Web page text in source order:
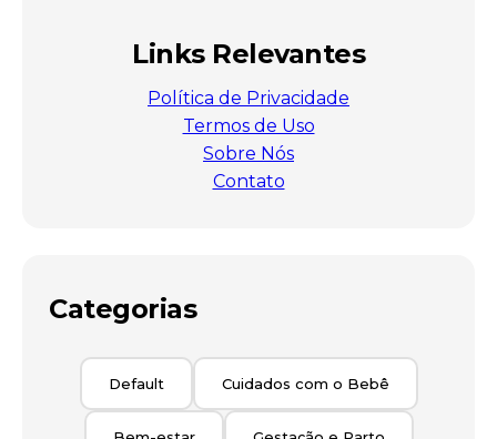
Links Relevantes
Política de Privacidade
Termos de Uso
Sobre Nós
Contato
Categorias
Default Cuidados com o Bebê